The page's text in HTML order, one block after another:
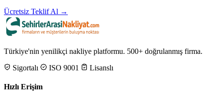
Ücretsiz Teklif Al →
Türkiye'nin yenilikçi nakliye platformu. 500+ doğrulanmış firma.
Sigortalı
ISO 9001 Lisanslı
Hızlı Erişim